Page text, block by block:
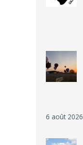
6 août 2026